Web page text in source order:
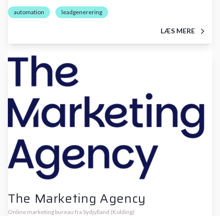
automation leadgenerering
LÆS MERE
The Marketing Agency
Online marketing bureau fra Sydjylland (Kolding)